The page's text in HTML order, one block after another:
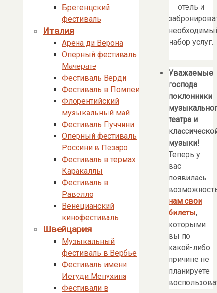
отель и
набор услуг.
Уважаемые
господа
поклонники
театра и
музыки!
Теперь у
вас
появилась
нам свои
билеты,
которыми
вы по
какой-либо
причине не
планируете
Брегенцский
фестиваль
Италия
Арена ди Верона
Оперный фестиваль
Мачерате
Фестиваль Верди
Фестиваль в Помпеи
Флорентийский
музыкальный май
Фестиваль Пуччини
Оперный фестиваль
Россини в Пезаро
Фестиваль в термах
Каракаллы
Фестиваль в
Равелло
Венецианский
кинофестиваль
Швейцария
Музыкальный
фестиваль в Вербье
Фестиваль имени
Иегуди Менухина
Фестивали в